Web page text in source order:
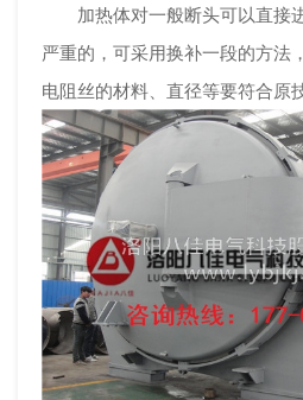
加热体对一般断头可以直接
严重的，可采用换补一段的方法
电阻丝的材料、直径等要符合原